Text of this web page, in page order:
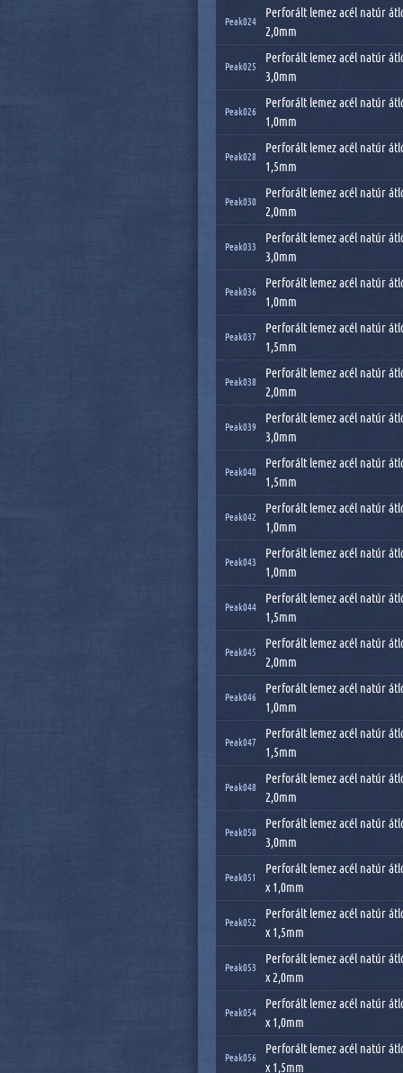
Peak024
Perforált lemez acél natúr
2,0mm
Peak025
Perforált lemez acél natúr
3,0mm
Peak026
Perforált lemez acél natúr
1,0mm
Peak028
Perforált lemez acél natúr
1,5mm
Peak030
Perforált lemez acél natúr
2,0mm
Peak033
Perforált lemez acél natúr
3,0mm
Peak036
Perforált lemez acél natúr
1,0mm
Peak037
Perforált lemez acél natúr
1,5mm
Peak038
Perforált lemez acél natúr
2,0mm
Peak039
Perforált lemez acél natúr
3,0mm
Peak040
Perforált lemez acél natúr
1,5mm
Peak042
Perforált lemez acél natúr
1,0mm
Peak043
Perforált lemez acél natúr
1,0mm
Peak044
Perforált lemez acél natúr
1,5mm
Peak045
Perforált lemez acél natúr
2,0mm
Peak046
Perforált lemez acél natúr
1,0mm
Peak047
Perforált lemez acél natúr
1,5mm
Peak048
Perforált lemez acél natúr
2,0mm
Peak050
Perforált lemez acél natúr
3,0mm
Peak051
Perforált lemez acél natúr
x 1,0mm
Peak052
Perforált lemez acél natúr
x 1,5mm
Peak053
Perforált lemez acél natúr
x 2,0mm
Peak054
Perforált lemez acél natúr
x 1,0mm
Peak056
Perforált lemez acél natúr
x 1,5mm